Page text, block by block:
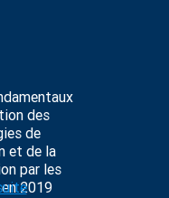
des
de
et de la
par les
2019